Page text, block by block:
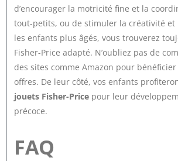
d’encourager la motricité fine et la
tout-petits, ou de stimuler la créativité et
les enfants plus âgés, vous trouverez
Fisher-Price adapté. N’oubliez pas de
des sites comme Amazon pour
offres. De leur côté, vos enfants
jouets Fisher-Pricepour leur
précoce.
FAQ